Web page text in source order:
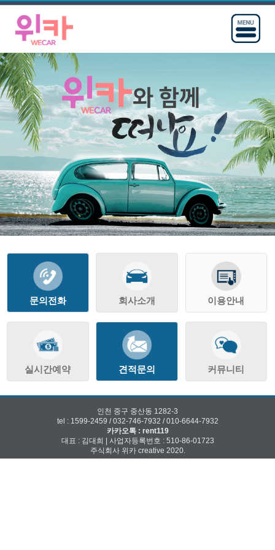
문의전화 회사소개 이용안내
실시간예약 견적문의 커뮤니티
인천 중구 중산동 1282-3
tel : 1599-2459 / 032-746-7932 / 010-6644-7932
카카오톡 : rent119
대표 : 김대희 | 사업자등록번호 : 510-86-01723
주식회사 위카 creative 2020.